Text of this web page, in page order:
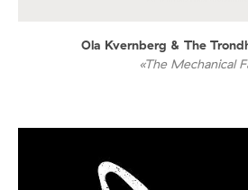
Ola Kvernberg & The
«The Mechanical